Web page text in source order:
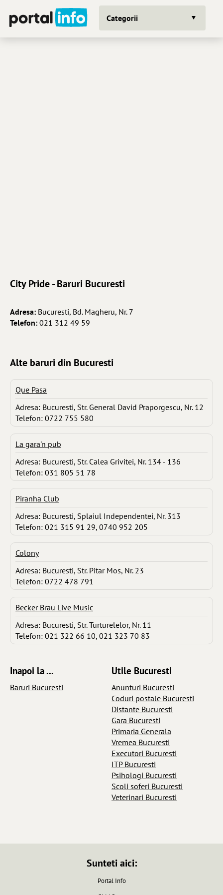
Categorii
City Pride - Baruri Bucuresti
Adresa: Bucuresti, Bd. Magheru, Nr. 7
Telefon: 021 312 49 59
Alte baruri din Bucuresti
Que Pasa
Adresa: Bucuresti, Str. General David Praporgescu, Nr. 12
Telefon: 0722 755 580
La gara'n pub
Adresa: Bucuresti, Str. Calea Grivitei, Nr. 134 - 136
Telefon: 031 805 51 78
Piranha Club
Adresa: Bucuresti, Splaiul Independentei, Nr. 313
Telefon: 021 315 91 29, 0740 952 205
Colony
Adresa: Bucuresti, Str. Pitar Mos, Nr. 23
Telefon: 0722 478 791
Becker Brau Live Music
Adresa: Bucuresti, Str. Turturelelor, Nr. 11
Telefon: 021 322 66 10, 021 323 70 83
Inapoi la ...
Baruri Bucuresti
Utile Bucuresti
Anunturi Bucuresti
Coduri postale Bucuresti
Distante Bucuresti
Gara Bucuresti
Primaria Generala
Vremea Bucuresti
Executori Bucuresti
ITP Bucuresti
Psihologi Bucuresti
Scoli soferi Bucuresti
Veterinari Bucuresti
Sunteti aici:
Portal Info